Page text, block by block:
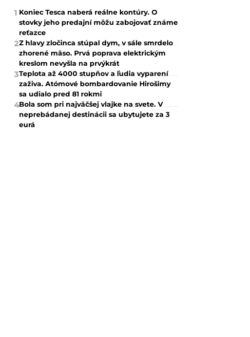
1 Koniec Tesca naberá reálne kontúry. O
stovky jeho predajní môžu zabojovať známe
reťazce
2Z hlavy zločinca stúpal dym, v sále smrdelo
zhorené mäso. Prvá poprava elektrickým
kreslom nevyšla na prvýkrát
3Teplota až 4000 stupňov a ľudia vyparení
zaživa. Atómové bombardovanie Hirošimy
sa udialo pred 81 rokmi
4Bola som pri najväčšej vlajke na svete. V
neprebádanej destinácii sa ubytujete za 3
eurá